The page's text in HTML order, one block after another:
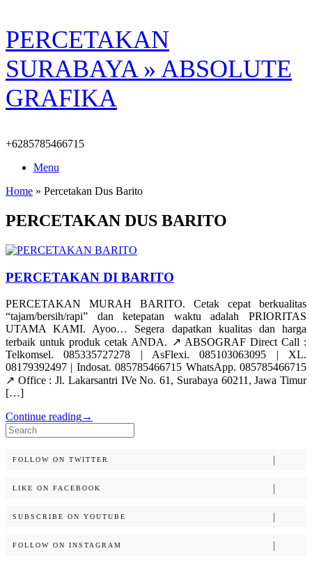
Skip
to
content
PERCETAKAN
SURABAYA » ABSOLUTE
GRAFIKA
+6285785466715
Menu
Home » Percetakan Dus Barito
PERCETAKAN DUS BARITO
PERCETAKAN DI BARITO
PERCETAKAN MURAH BARITO. Cetak cepat berkualitas
“tajam/bersih/rapi” dan ketepatan waktu adalah PRIORITAS
UTAMA KAMI. Ayoo… Segera dapatkan kualitas dan harga
terbaik untuk produk cetak ANDA. ↗️ ABSOGRAF Direct Call :
Telkomsel. 085335727278 | AsFlexi. 085103063095 | XL.
08179392497 | Indosat. 085785466715 WhatsApp. 085785466715
↗️ Office : Jl. Lakarsantri IVe No. 61, Surabaya 60211, Jawa Timur
[…]
Continue reading→
Search
for:
FOLLOW ON TWITTER
LIKE ON FACEBOOK
SUBSCRIBE ON YOUTUBE
FOLLOW ON INSTAGRAM